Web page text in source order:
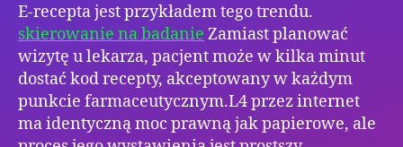
E-recepta jest przykładem tego trendu.
skierowanie na badanie Zamiast planować
wizytę u lekarza, pacjent może w kilka minut
dostać kod recepty, akceptowany w każdym
punkcie farmaceutycznym.L4 przez internet
ma identyczną moc prawną jak papierowe, ale